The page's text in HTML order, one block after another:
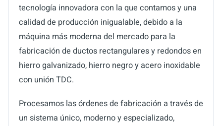
tecnología innovadora con la que contamos y una
calidad de producción inigualable, debido a la
máquina más moderna del mercado para la
fabricación de ductos rectangulares y redondos en
hierro galvanizado, hierro negro y acero inoxidable
con unión TDC.
Procesamos las órdenes de fabricación a través de
un sistema único, moderno y especializado,